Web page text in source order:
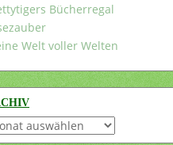
Bücherregal
Welt voller Welten